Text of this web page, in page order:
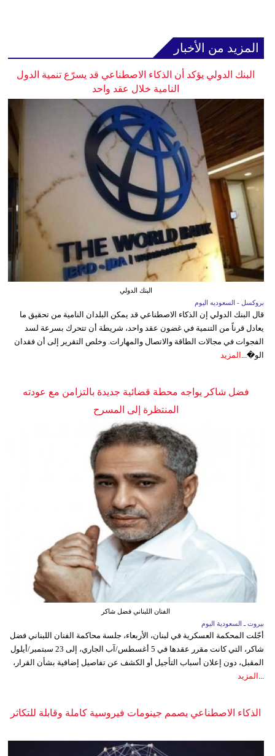
المزيد من الأخبار
البنك الدولي يؤكد أن الذكاء الاصطناعي قد يسرّع تنمية الدول
النامية خلال عقد واحد
البنك الدولي
بروكسل - السعوديه اليوم
قال البنك الدولي إن الذكاء الاصطناعي قد يمكن البلدان النامية من تحقيق ما
يعادل قرناً من التنمية في غضون عقد واحد، شريطة أن تتحرك بسرعة لسد
الفجوات في مجالات الطاقة والاتصال والمهارات. وخلص التقرير إلى أن فقدان
الو�... المزيد
فضل شاكر يواجه محطة قضائية جديدة بالتزامن مع عودته
المنتظرة إلى المسرح
الفنان اللبناني فضل شاكر
بيروت ـ السعودية اليوم
أجّلت المحكمة العسكرية في لبنان، الأربعاء، جلسة محاكمة الفنان اللبناني فضل
شاكر، التي كانت مقرر عقدها في 5 أغسطس/آب الجاري، إلى 23 سبتمبر/أيلول
المقبل، دون إعلان أسباب التأجيل أو الكشف عن تفاصيل إضافية بشأن القرار،
المزيد
الذكاء الاصطناعي يصمم جينومات فيروسية كاملة وقابلة للتكاثر